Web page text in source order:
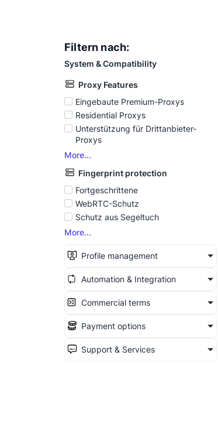
Filtern nach:
System & Compatibility
Proxy Features
Eingebaute Premium-Proxys
Residential Proxys
Unterstützung für Drittanbieter-
Proxys
More...
Fingerprint protection
Fortgeschrittene
WebRTC-Schutz
Schutz aus Segeltuch
More...
Profile management
Automation & Integration
Commercial terms
Payment options
Support & Services